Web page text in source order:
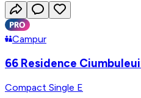
Campur
66 Residence
Compact Single E